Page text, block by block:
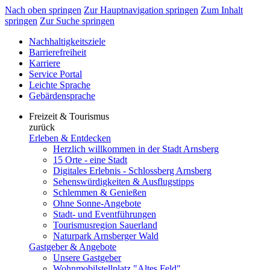
Nach oben springen Zur Hauptnavigation springen Zum Inhalt
springen Zur Suche springen
Nachhaltigkeitsziele
Barrierefreiheit
Karriere
Service Portal
Leichte Sprache
Gebärdensprache
Freizeit & Tourismus
zurück
Erleben & Entdecken
Herzlich willkommen in der Stadt Arnsberg
15 Orte - eine Stadt
Digitales Erlebnis - Schlossberg Arnsberg
Sehenswürdigkeiten & Ausflugstipps
Schlemmen & Genießen
Ohne Sonne-Angebote
Stadt- und Eventführungen
Tourismusregion Sauerland
Naturpark Arnsberger Wald
Gastgeber & Angebote
Unsere Gastgeber